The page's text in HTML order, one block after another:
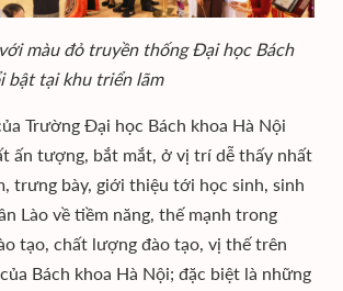
màu đỏ truyền thống Đại học Bách
bật tại khu triển lãm
Trường Đại học Bách khoa Hà Nội
ấn tượng, bắt mắt, ở vị trí dễ thấy nhất
trưng bày, giới thiệu tới học sinh, sinh
Lào về tiềm năng, thế mạnh trong
tạo, chất lượng đào tạo, vị thế trên
Bách khoa Hà Nội; đặc biệt là những